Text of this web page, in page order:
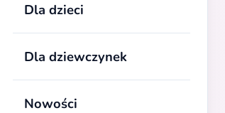
Dla dzieci
Dla dziewczynek
Nowości